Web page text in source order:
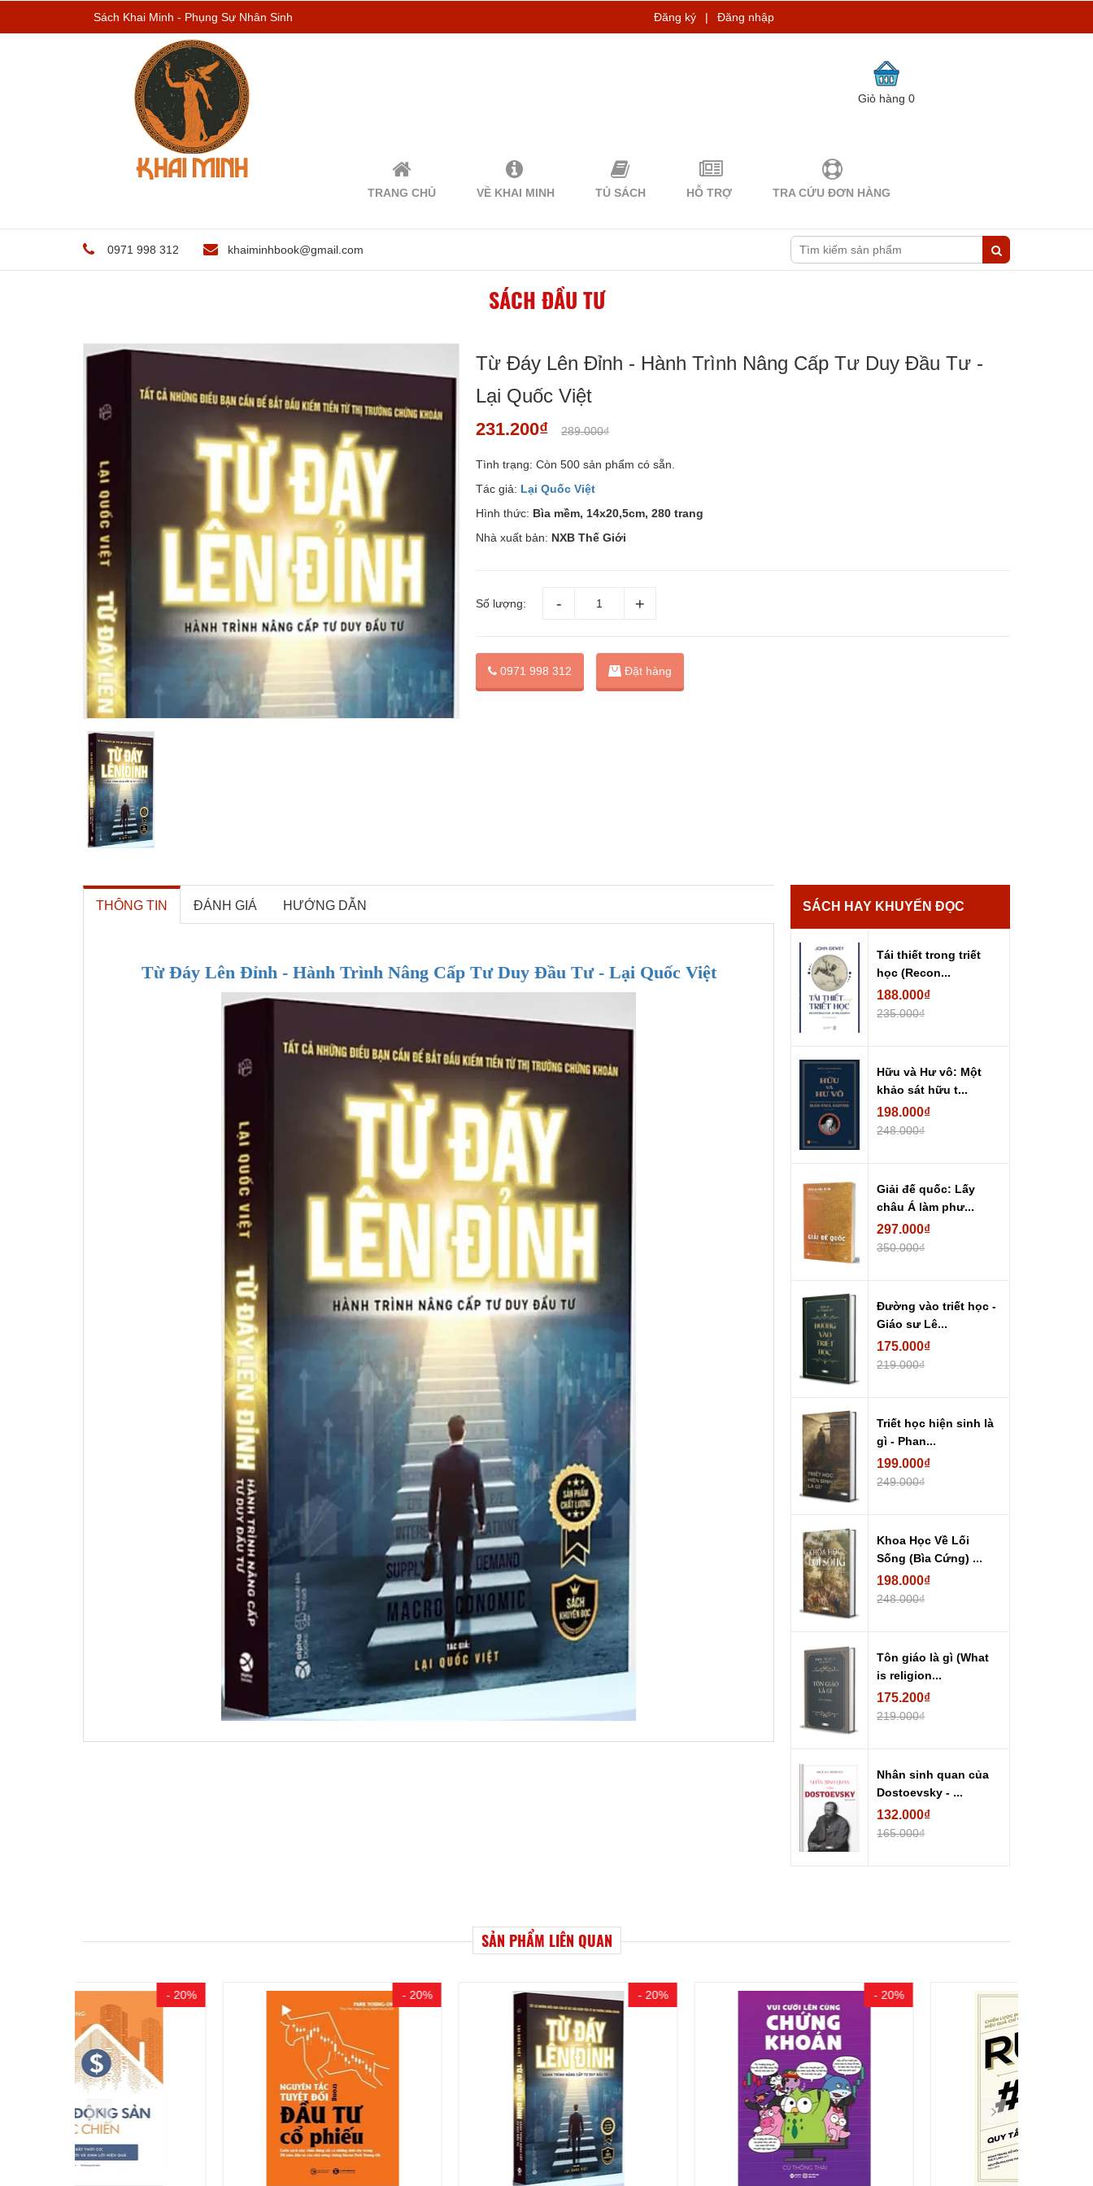
Sách Khai Minh - Phụng Sự Nhân Sinh Đăng ký | Đăng nhập
Giỏ hàng0
TRANG CHỦ VỀ KHAI MINH TỦ SÁCH HỖ TRỢ TRA CỨU ĐƠN HÀNG
0971 998 312 khaiminhbook@gmail.com
SÁCH ĐẦU TƯ
Từ Đáy Lên Đỉnh - Hành Trình Nâng Cấp Tư Duy Đầu Tư -
Lại Quốc Việt
231.200₫ 289.000₫
Tình trạng: Còn 500 sản phẩm có sẵn.
Tác giả: Lại Quốc Việt
Hình thức: Bìa mềm, 14x20,5cm, 280 trang
Nhà xuất bản: NXB Thế Giới
Số lượng:
0971 998 312 Đặt hàng
THÔNG TIN ĐÁNH GIÁ HƯỚNG DẪN
Từ Đáy Lên Đỉnh - Hành Trình Nâng Cấp Tư Duy Đầu Tư - Lại Quốc Việt
SÁCH HAY KHUYẾN ĐỌC
Tái thiết trong triết
học (Recon...
188.000₫
235.000₫
Hữu và Hư vô: Một
khảo sát hữu t...
198.000₫
248.000₫
Giải đế quốc: Lấy
châu Á làm phư...
297.000₫
350.000₫
Đường vào triết học -
Giáo sư Lê...
175.000₫
219.000₫
Triết học hiện sinh là
gì - Phan...
199.000₫
249.000₫
Khoa Học Về Lối
Sống (Bìa Cứng) ...
198.000₫
248.000₫
Tôn giáo là gì (What
is religion...
175.200₫
219.000₫
Nhân sinh quan của
Dostoevsky - ...
132.000₫
165.000₫
SẢN PHẨM LIÊN QUAN
- 20% - 20% - 20% - 20%